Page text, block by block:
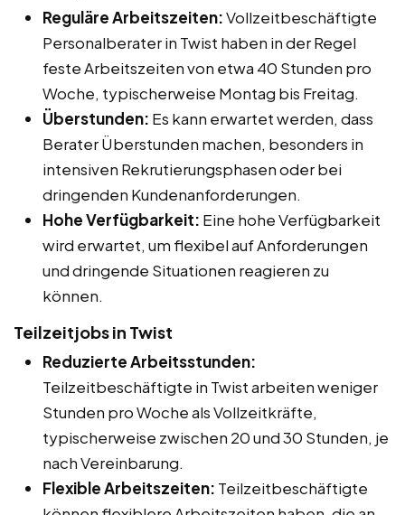
Reguläre Arbeitszeiten:Vollzeitbeschäftigte
Personalberater in Twist haben in der Regel
feste Arbeitszeiten von etwa 40 Stunden pro
Woche, typischerweise Montag bis Freitag.
Überstunden: Es kann erwartet werden, dass
Berater Überstunden machen, besonders in
intensiven Rekrutierungsphasen oder bei
dringenden Kundenanforderungen.
Hohe Verfügbarkeit: Eine hohe Verfügbarkeit
wird erwartet, um flexibel auf Anforderungen
und dringende Situationen reagieren zu
können.
Teilzeitjobs in Twist
Reduzierte Arbeitsstunden:
Teilzeitbeschäftigte in Twist arbeiten weniger
Stunden pro Woche als Vollzeitkräfte,
typischerweise zwischen 20 und 30 Stunden, je
nach Vereinbarung.
Flexible Arbeitszeiten: Teilzeitbeschäftigte